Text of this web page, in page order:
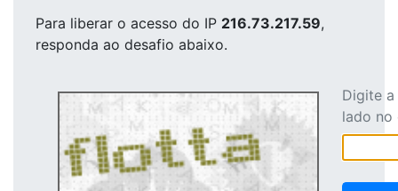
Para liberar o acesso do IP 216.73.217.59,
responda ao desafio abaixo.
Digite
lado no